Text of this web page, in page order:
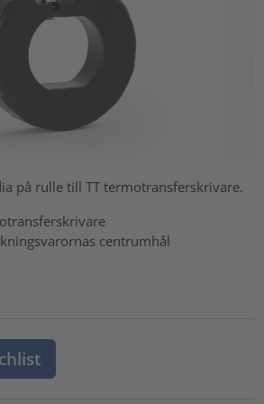
på rulle till TT termotransferskrivare.
centrumhål